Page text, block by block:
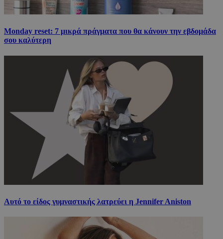
Monday reset: 7 μικρά πράγματα που θα κάνουν την εβδομάδα
σου καλύτερη
Αυτό το είδος γυμναστικής λατρεύει η Jennifer Aniston